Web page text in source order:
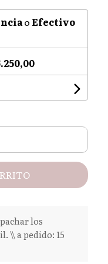
o Efectivo
los
\\ a pedido: 15